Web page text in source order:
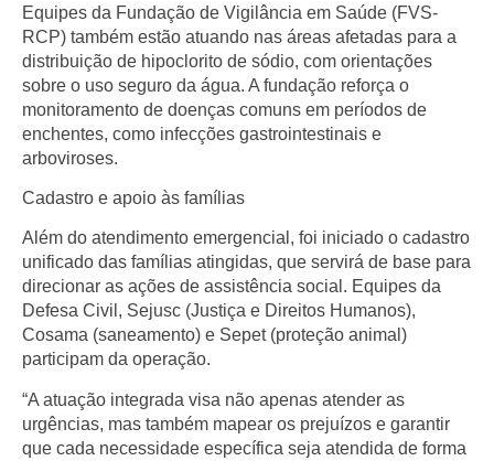
Equipes da Fundação de Vigilância em Saúde (FVS-
RCP) também estão atuando nas áreas afetadas para a
distribuição de hipoclorito de sódio, com orientações
sobre o uso seguro da água. A fundação reforça o
monitoramento de doenças comuns em períodos de
enchentes, como infecções gastrointestinais e
arboviroses.
Cadastro e apoio às famílias
Além do atendimento emergencial, foi iniciado o cadastro
unificado das famílias atingidas, que servirá de base para
direcionar as ações de assistência social. Equipes da
Defesa Civil, Sejusc (Justiça e Direitos Humanos),
Cosama (saneamento) e Sepet (proteção animal)
participam da operação.
“A atuação integrada visa não apenas atender as
urgências, mas também mapear os prejuízos e garantir
que cada necessidade específica seja atendida de forma